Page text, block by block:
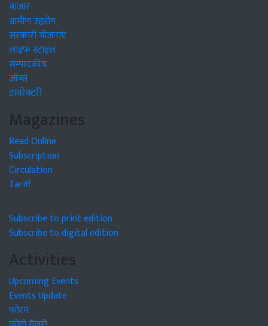
बाजार
ग्रामीण उद्द्योग
सरकारी योजनाएं
लाइफ स्टाइल
सम्पादकीय
जॉब्स
डायरेक्टरी
Magazines
Read Online
Subscription
Circulation
Tariff
Subscribe to print edition
Subscribe to digital edition
Activities
Upcoming Events
Events Update
फोरम